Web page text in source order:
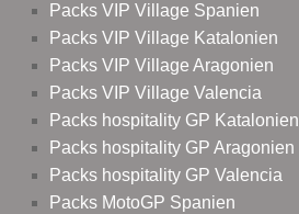
Packs VIP Village Spanien
Packs VIP Village Katalonien
Packs VIP Village Aragonien
Packs VIP Village Valencia
Packs hospitality GP Katalonien
Packs hospitality GP Aragonien
Packs hospitality GP Valencia
Packs MotoGP Spanien